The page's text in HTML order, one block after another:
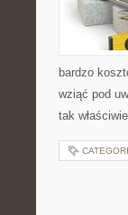
bardzo
wziąć pod
tak